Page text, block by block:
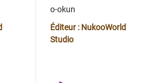
o-okun
Éditeur : NukooWorld
Studio